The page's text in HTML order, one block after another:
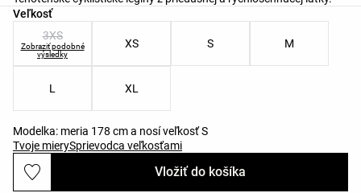
Veľkosť
Zoznam veľkostí produktu
3XS
Zobraziť podobné
výsledky
XS S M
L XL
Modelka: meria 178 cm a nosí veľkosť S
Tvoje mierySprievodca veľkosťami
Vložiť do košíka